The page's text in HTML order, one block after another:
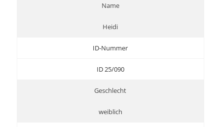
Name
Heidi
ID-Nummer
ID 25/090
Geschlecht
weiblich